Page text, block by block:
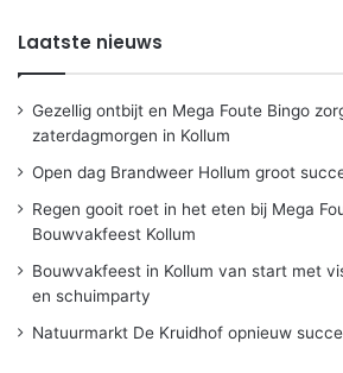
Laatste nieuws
Gezellig ontbijt en Mega Foute Bingo
zaterdagmorgen in Kollum
Open dag Brandweer Hollum groot
Regen gooit roet in het eten bij Mega
Bouwvakfeest Kollum
Bouwvakfeest in Kollum van start met
en schuimparty
Natuurmarkt De Kruidhof opnieuw